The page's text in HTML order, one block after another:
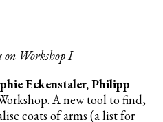
on WorkshopI
Eckenstaler, Philipp
A new tool to find,
coats of arms (a list for